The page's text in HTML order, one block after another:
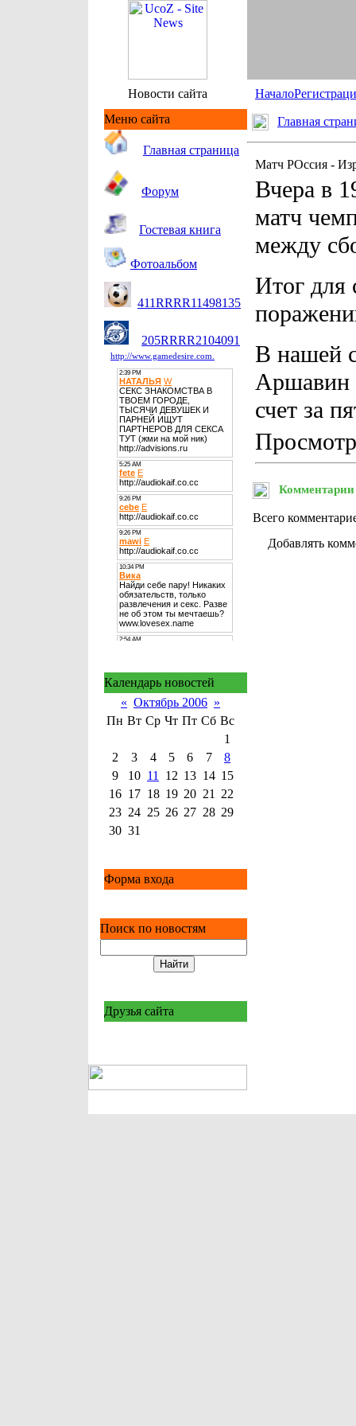
Новости сайта Начало
Меню сайта
Главная страница
Форум
Гостевая книга
Фотоальбом
411RRRR11498135
205RRRR2104091
http://www.gamedesire.com.
Календарь новостей
« Октябрь 2006 »
Пн Вт Ср Чт Пт Сб Вс
1
2
3 4 5 6 7
8
9
10 11 12 13 14 15
16 17 18 19 20 21
22
23 24 25 26 27 28 29
30 31
Форма входа
Поиск по новостям
Друзья сайта
Главная
Матч РОссия -
Вчера в
матч
между
Итог для
В нашей
Аршавин
счет за
Комментарии
Всего
Добавлять